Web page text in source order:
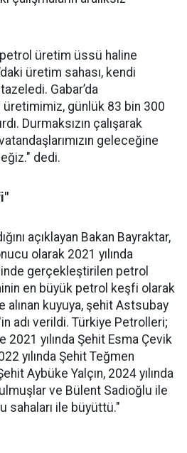
petrol üretim üssü haline
üretim sahası, kendi
Gabar’da
günlük 83 bin 300
Durmaksızın çalışarak
geleceğine
dedi.
açıklayan Bakan Bayraktar,
olarak 2021 yılında
gerçekleştirilen petrol
en büyük petrol keşfi olarak
alınan kuyuya, şehit Astsubay
adı verildi. Türkiye Petrolleri;
2021 yılında Şehit Esma Çevik
yılında Şehit Teğmen
Aybüke Yalçın, 2024 yılında
ve Bülent Sadioğlu ile
sahaları ile büyüttü."